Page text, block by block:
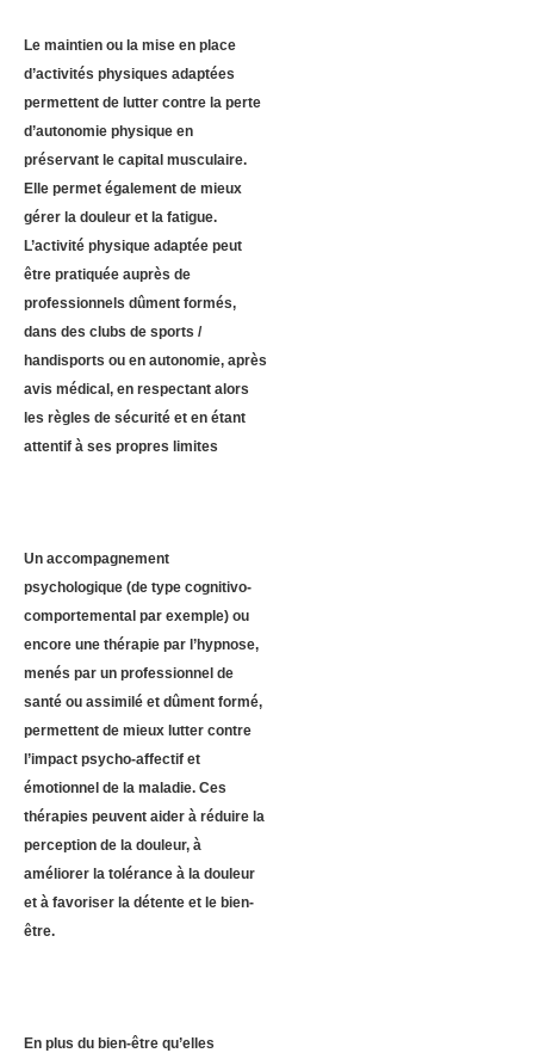
Le maintien ou la mise en place
d’activités physiques adaptées
permettent de lutter contre la perte
d’autonomie physique en
préservant le capital musculaire.
Elle permet également de mieux
gérer la douleur et la fatigue.
L’activité physique adaptée peut
être pratiquée auprès de
professionnels dûment formés,
dans des clubs de sports /
handisports ou en autonomie, après
avis médical, en respectant alors
les règles de sécurité et en étant
attentif à ses propres limites
Un accompagnement
psychologique (de type cognitivo-
comportemental par exemple) ou
encore une thérapie par l’hypnose,
menés par un professionnel de
santé ou assimilé et dûment formé,
permettent de mieux lutter contre
l’impact psycho-affectif et
émotionnel de la maladie. Ces
thérapies peuvent aider à réduire la
perception de la douleur, à
améliorer la tolérance à la douleur
et à favoriser la détente et le bien-
être.
En plus du bien-être qu’elles